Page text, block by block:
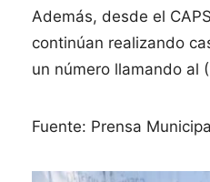
Además, desde el
continúan realizando
un número llamando al
Fuente: Prensa